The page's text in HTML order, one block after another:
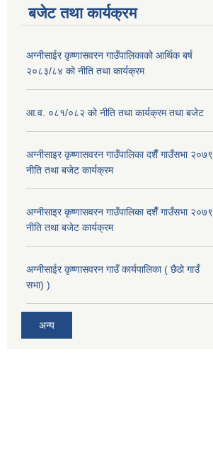
बजेट तथा कार्यक्रम
अग्नीसाईर कृष्णासवरन गाउँपालिकाको आर्थिक बर्ष
२०८३/८४ को नीति तथा कार्यक्रम
आ.व. ०८१/०८२ को नीति तथा कार्यक्रम तथा बजेट
अग्नीसाइर कृष्णासवरन गाउँपालिका दशैँ गाउँसभा २०७९
नीति तथा बजेट कार्यक्रम
अग्नीसाइर कृष्णासवरन गाउँपालिका दशैँ गाउँसभा २०७९
नीति तथा बजेट कार्यक्रम
अग्नीसाईर कृष्णासवरन गाउँ कार्यपालिका ( छैठो गाउँ
सभा) )
अन्य